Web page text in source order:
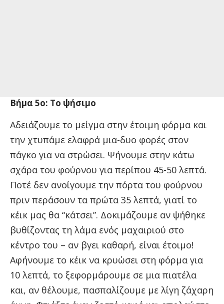
Βήμα 5ο: Το ψήσιμο
Αδειάζουμε το μείγμα στην έτοιμη φόρμα και
την χτυπάμε ελαφρά μια-δυο φορές στον
πάγκο για να στρώσει. Ψήνουμε στην κάτω
σχάρα του φούρνου για περίπου 45-50 λεπτά.
Ποτέ δεν ανοίγουμε την πόρτα του φούρνου
πριν περάσουν τα πρώτα 35 λεπτά, γιατί το
κέικ μας θα “κάτσει”. Δοκιμάζουμε αν ψήθηκε
βυθίζοντας τη λάμα ενός μαχαιριού στο
κέντρο του – αν βγει καθαρή, είναι έτοιμο!
Αφήνουμε το κέικ να κρυώσει στη φόρμα για
10 λεπτά, το ξεφορμάρουμε σε μια πιατέλα
και, αν θέλουμε, πασπαλίζουμε με λίγη ζάχαρη